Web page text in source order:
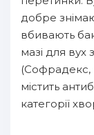
добре
вбивають
мазі для вух
(Софрадекс,
містить
категорії